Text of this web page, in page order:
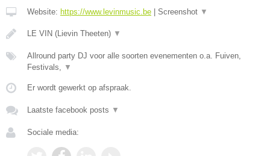
Website: https://www.levinmusic.be Screenshot ▼
LE VIN (Lievin Theeten) ▼
Allround party DJ voor alle soorten evenementen o.a. Fuiven,
Festivals, ▼
Er wordt gewerkt op afspraak.
Laatste facebook posts ▼
Sociale media: